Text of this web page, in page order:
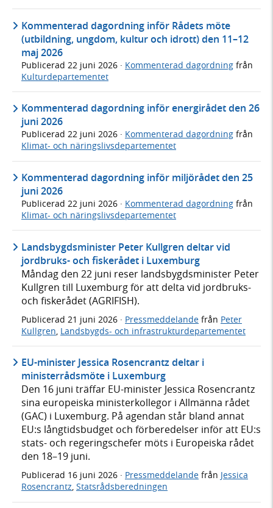
Kommenterad dagordning inför Rådets möte
(utbildning, ungdom, kultur och idrott) den 11–12
maj 2026
Publicerad 22 juni 2026 · Kommenterad dagordning från
Kulturdepartementet
Kommenterad dagordning inför energirådet den 26
juni 2026
Publicerad 22 juni 2026 · Kommenterad dagordning från
Klimat- och näringslivsdepartementet
Kommenterad dagordning inför miljörådet den 25
juni 2026
Publicerad 22 juni 2026 · Kommenterad dagordning från
Klimat- och näringslivsdepartementet
Landsbygdsminister Peter Kullgren deltar vid
jordbruks- och fiskerådet i Luxemburg
Måndag den 22 juni reser landsbygdsminister Peter
Kullgren till Luxemburg för att delta vid jordbruks-
och fiskerådet (AGRIFISH).
Publicerad 21 juni 2026 · Pressmeddelande från Peter
Kullgren Landsbygds- och infrastrukturdepartementet
EU-minister Jessica Rosencrantz deltar i
ministerrådsmöte i Luxemburg
Den 16 juni träffar EU-minister Jessica Rosencrantz
sina europeiska ministerkollegor i Allmänna rådet
(GAC) i Luxemburg. På agendan står bland annat
EU:s långtidsbudget och förberedelser inför att EU:s
stats- och regeringschefer möts i Europeiska rådet
den 18–19 juni.
Publicerad 16 juni 2026 · Pressmeddelande från Jessica
Rosencrantz, Statsrådsberedningen